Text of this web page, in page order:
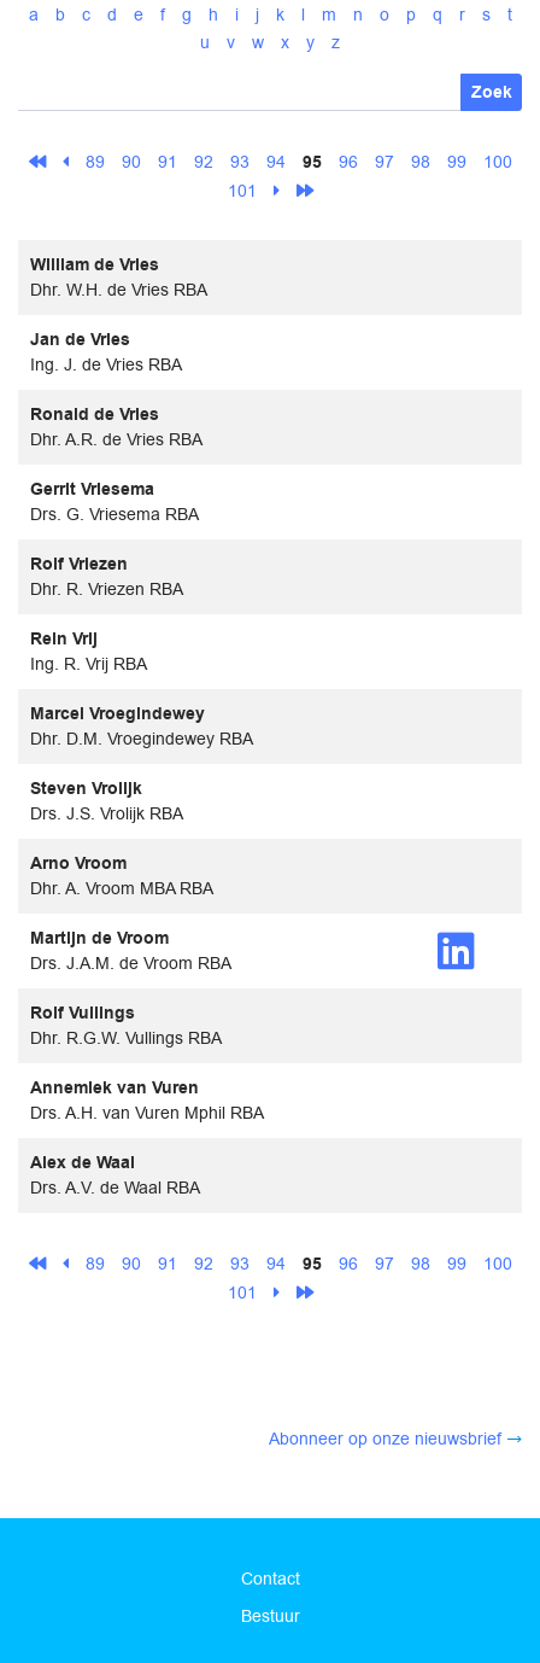
89 90 91 92 93 94 95 96 97 98 99
100
101
William de Vries
Dhr. W.H. de Vries RBA
Jan de Vries
Ing. J. de Vries RBA
Ronald de Vries
Dhr. A.R. de Vries RBA
Gerrit Vriesema
Drs. G. Vriesema RBA
Rolf Vriezen
Dhr. R. Vriezen RBA
Rein Vrij
Ing. R. Vrij RBA
Marcel Vroegindewey
Dhr. D.M. Vroegindewey RBA
Steven Vrolijk
Drs. J.S. Vrolijk RBA
Arno Vroom
Dhr. A. Vroom MBA RBA
Martijn de Vroom
Drs. J.A.M. de Vroom RBA
Rolf Vullings
Dhr. R.G.W. Vullings RBA
Annemiek van Vuren
Drs. A.H. van Vuren Mphil RBA
Alex de Waal
Drs. A.V. de Waal RBA
89 90 91 92 93 94 95 96 97 98 99
100
101
a b c d e f g h i j k l m n o p q r s
t
u
v w x y z
Zoek
Abonneer op onze nieuwsbrief
Contact
Bestuur